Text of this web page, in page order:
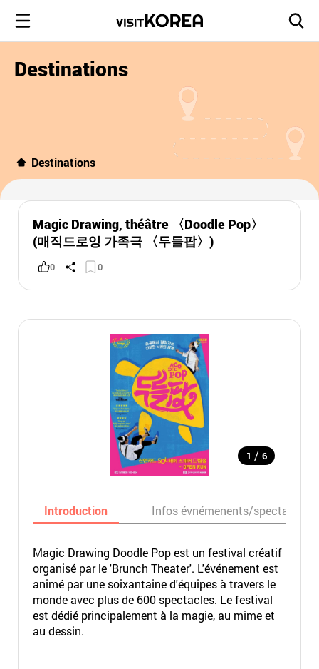
Destinations
Destinations
Magic Drawing, théâtre 〈Doodle Pop〉
(매직드로잉 가족극 〈두들팝〉)
0 0
1 / 6
Introduction Infos évnémenents/spectacles
Magic Drawing Doodle Pop est un festival créatif
organisé par le 'Brunch Theater'. L'événement est
animé par une soixantaine d'équipes à travers le
monde avec plus de 600 spectacles. Le festival
est dédié principalement à la magie, au mime et
au dessin.